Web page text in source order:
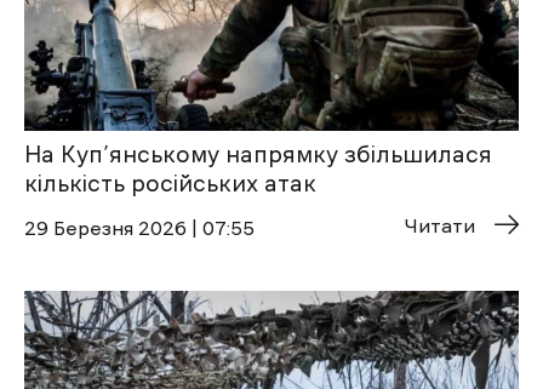
На Куп’янському напрямку збільшилася
кількість російських атак
29 Березня 2026 | 07:55 Читати